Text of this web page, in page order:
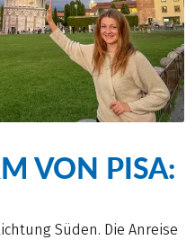
VON PISA:
Süden. Die Anreise